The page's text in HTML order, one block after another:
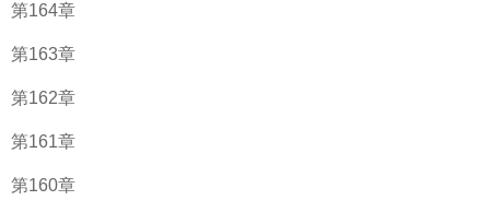
第164章
第163章
第162章
第161章
第160章